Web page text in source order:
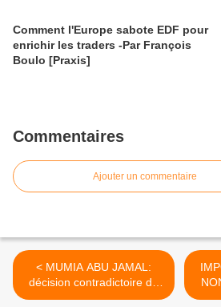
Comment l'Europe sabote EDF pour
enrichir les traders -Par François
Boulo [Praxis]
Commentaires
Ajouter un commentaire
< MUMIA ABU JAMAL:
décision contradictoire du
juge fédéral ...